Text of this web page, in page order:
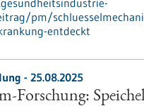
pm/
entdeckt
- 25.08.2025
Forschung: